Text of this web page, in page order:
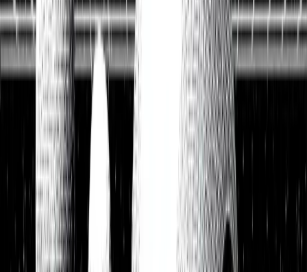
Data API entdecken
Watchlist
Portfolios
1:1 Begleitung
Über uns
Einloggen
Kostenlos testen